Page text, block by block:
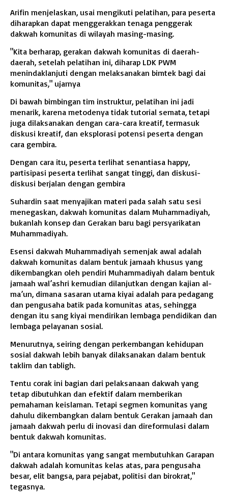
Arifin menjelaskan, usai mengikuti pelatihan, para peserta
diharapkan dapat menggerakkan tenaga penggerak
dakwah komunitas di wilayah masing-masing.
"Kita berharap, gerakan dakwah komunitas di daerah-
daerah, setelah pelatihan ini, diharap LDK PWM
menindaklanjuti dengan melaksanakan bimtek bagi dai
komunitas," ujarnya
Di bawah bimbingan tim instruktur, pelatihan ini jadi
menarik, karena metodenya tidak tutorial semata, tetapi
juga dilaksanakan dengan cara-cara kreatif, termasuk
diskusi kreatif, dan eksplorasi potensi peserta dengan
cara gembira.
Dengan cara itu, peserta terlihat senantiasa happy,
partisipasi peserta terlihat sangat tinggi, dan diskusi-
diskusi berjalan dengan gembira
Suhardin saat menyajikan materi pada salah satu sesi
menegaskan, dakwah komunitas dalam Muhammadiyah,
bukanlah konsep dan Gerakan baru bagi persyarikatan
Muhammadiyah.
Esensi dakwah Muhammadiyah semenjak awal adalah
dakwah komunitas dalam bentuk jamaah khusus yang
dikembangkan oleh pendiri Muhammadiyah dalam bentuk
jamaah wal’ashri kemudian dilanjutkan dengan kajian al-
ma’un, dimana sasaran utama kiyai adalah para pedagang
dan pengusaha batik pada komunitas atas, sehingga
dengan itu sang kiyai mendirikan lembaga pendidikan dan
lembaga pelayanan sosial.
Menurutnya, seiring dengan perkembangan kehidupan
sosial dakwah lebih banyak dilaksanakan dalam bentuk
taklim dan tabligh.
Tentu corak ini bagian dari pelaksanaan dakwah yang
tetap dibutuhkan dan efektif dalam memberikan
pemahaman keislaman. Tetapi segmen komunitas yang
dahulu dikembangkan dalam bentuk Gerakan jamaah dan
jamaah dakwah perlu di inovasi dan direformulasi dalam
bentuk dakwah komunitas.
"Di antara komunitas yang sangat membutuhkan Garapan
dakwah adalah komunitas kelas atas, para pengusaha
besar, elit bangsa, para pejabat, politisi dan birokrat,"
tegasnya.